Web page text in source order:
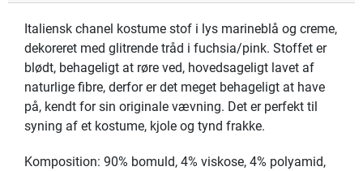
Italiensk chanel kostume stof i lys marineblå og creme,
dekoreret med glitrende tråd i fuchsia/pink. Stoffet er
blødt, behageligt at røre ved, hovedsageligt lavet af
naturlige fibre, derfor er det meget behageligt at have
på, kendt for sin originale vævning. Det er perfekt til
syning af et kostume, kjole og tynd frakke.
Komposition: 90% bomuld, 4% viskose, 4% polyamid,